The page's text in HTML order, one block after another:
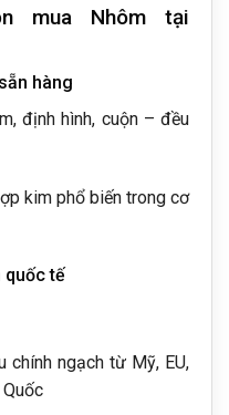
mua Nhôm tại
hàng
định hình, cuộn – đều
kim phổ biến trong cơ
quốc tế
chính ngạch từ Mỹ, EU,
Quốc